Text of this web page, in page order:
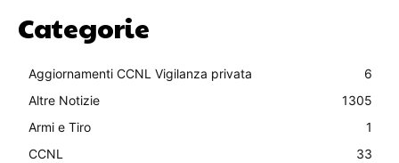
Categorie
Aggiornamenti CCNL Vigilanza privata
6
Altre Notizie
1305
Armi e Tiro
1
CCNL
33